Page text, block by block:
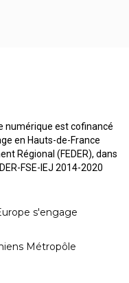
numérique est cofinancé
en Hauts-de-France
Régional (FEDER), dans
FSE-IEJ 2014-2020